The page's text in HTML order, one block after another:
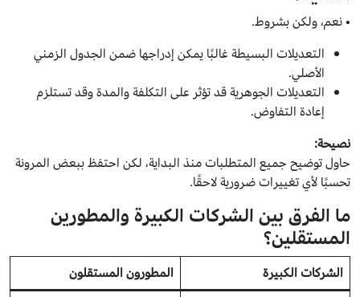
• نعم، ولكن بشروط.
التعديلات البسيطة غالبًا يمكن إدراجها ضمن الجدول الزمني
الأصلي.
التعديلات الجوهرية قد تؤثر على التكلفة والمدة وقد تستلزم
إعادة التفاوض.
نصيحة:
حاول توضيح جميع المتطلبات منذ البداية، لكن احتفظ ببعض المرونة
تحسبًا لأي تغييرات ضرورية لاحقًا.
ما الفرق بين الشركات الكبيرة والمطورين
المستقلين؟
الشركات الكبيرة
المطورون المستقلون